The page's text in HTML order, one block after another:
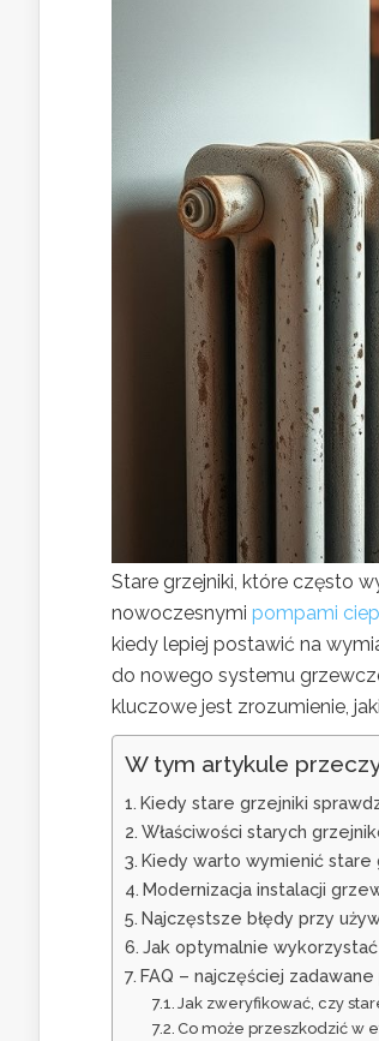
Stare grzejniki, które często
nowoczesnymi pompami
kiedy lepiej postawić na
do nowego systemu
kluczowe jest zrozumienie,
W tym artykule
Kiedy stare grzejniki
Właściwości starych
Kiedy warto wymienić
Modernizacja instalacji
Najczęstsze błędy przy
Jak optymalnie
FAQ – najczęściej
Jak zweryfikować, czy
Co może przeszkodzić w